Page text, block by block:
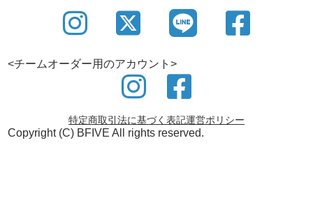
ールームを設けております。
ユニフォーム制作にあたり商談・打合せはもちろん
ぜひご利用ください。
<チームオーダー用のアカウント>
特定商取引法に基づく表記運営ポリシー
Copyright (C) BFIVE All rights reserved.